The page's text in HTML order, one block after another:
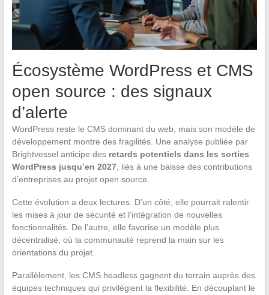
Écosystème WordPress et CMS
open source : des signaux
d’alerte
WordPress reste le CMS dominant du web, mais son modèle de
développement montre des fragilités. Une analyse publiée par
Brightvessel anticipe des retards potentiels dans les sorties
WordPress jusqu’en 2027, liés à une baisse des contributions
d’entreprises au projet open source.
Cette évolution a deux lectures. D’un côté, elle pourrait ralentir
les mises à jour de sécurité et l’intégration de nouvelles
fonctionnalités. De l’autre, elle favorise un modèle plus
décentralisé, où la communauté reprend la main sur les
orientations du projet.
Parallèlement, les CMS headless gagnent du terrain auprès des
équipes techniques qui privilégient la flexibilité. En découplant le